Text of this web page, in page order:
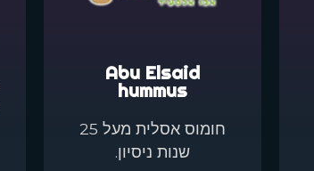
Abu Elsaid
hummus
חומוס אסלית מעל 25
שנות ניסיון.